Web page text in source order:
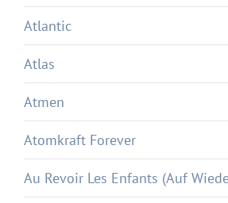
Atlantic
Atlas
Atmen
Atomkraft Forever
Au Revoir Les Enfants (Auf